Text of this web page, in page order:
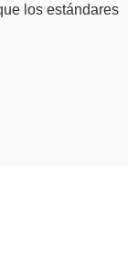
los estándares